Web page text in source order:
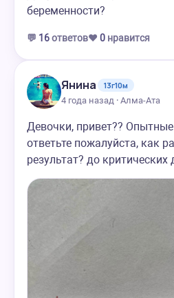
беременности?
💬 16ответов❤️ 0 нравится
Янина
13г10м
4 года назад · Алма-Ата
Девочки, привет??
ответьте пожалуйста, как
результат? до критических